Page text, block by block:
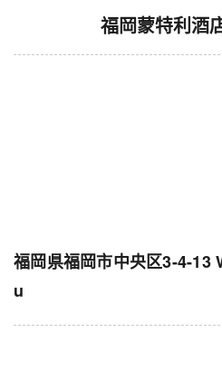
福岡蒙特利酒
福岡県福岡市中央区3-4-
u